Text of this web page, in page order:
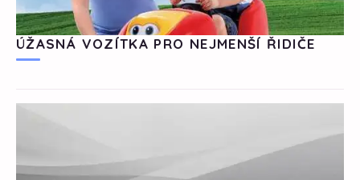
ÚŽASNÁ VOZÍTKA PRO NEJMENŠÍ ŘIDIČE